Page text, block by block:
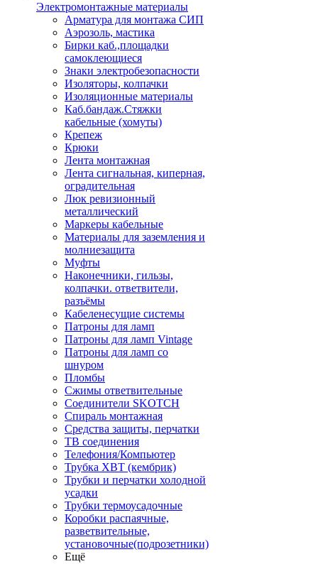
Электромонтажные материалы
Арматура для монтажа СИП
Аэрозоль, мастика
Бирки каб.,площадки
самоклеющиеся
Знаки электробезопасности
Изоляторы, колпачки
Изоляционные материалы
Каб.бандаж.Стяжки
кабельные (хомуты)
Крепеж
Крюки
Лента монтажная
Лента сигнальная, киперная,
оградительная
Люк ревизионный
металлический
Маркеры кабельные
Материалы для заземления и
молниезащита
Муфты
Наконечники, гильзы,
колпачки. ответвители,
разъёмы
Кабеленесущие системы
Патроны для ламп
Патроны для ламп Vintage
Патроны для ламп со
шнуром
Пломбы
Сжимы ответвительные
Соединители SKOTCH
Спираль монтажная
Средства защиты, перчатки
ТВ соединения
Телефония/Компьютер
Трубка ХВТ (кембрик)
Трубки и перчатки холодной
усадки
Трубки термоусадочные
Коробки распаячные,
разветвительные,
установочные(подрозетники)
Ещё